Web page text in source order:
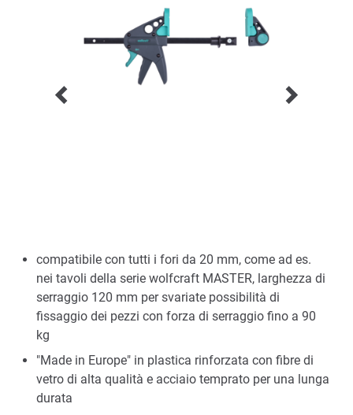
compatibile con tutti i fori da 20 mm, come ad es.
nei tavoli della serie wolfcraft MASTER, larghezza di
serraggio 120 mm per svariate possibilità di
fissaggio dei pezzi con forza di serraggio fino a 90
kg
"Made in Europe" in plastica rinforzata con fibre di
vetro di alta qualità e acciaio temprato per una lunga
durata